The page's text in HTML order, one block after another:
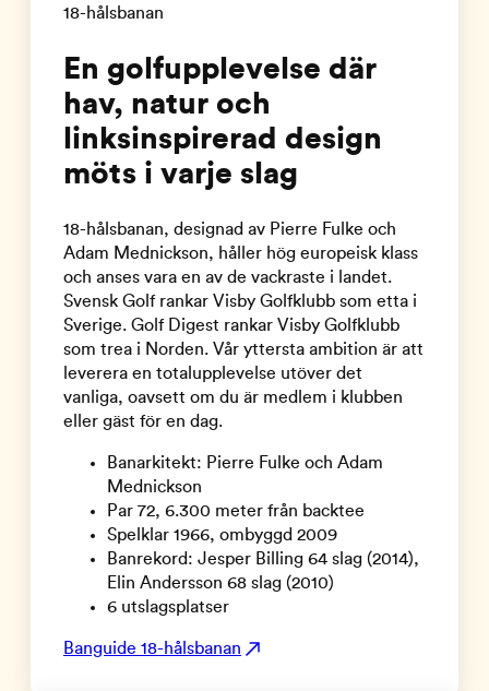
18-hålsbanan
En golfupplevelse där
hav, natur och
linksinspirerad design
möts i varje slag
18-hålsbanan, designad av Pierre Fulke och
Adam Mednickson, håller hög europeisk klass
och anses vara en av de vackraste i landet.
Svensk Golf rankar Visby Golfklubb som etta i
Sverige. Golf Digest rankar Visby Golfklubb
som trea i Norden. Vår yttersta ambition är att
leverera en totalupplevelse utöver det
vanliga, oavsett om du är medlem i klubben
eller gäst för en dag.
Banarkitekt: Pierre Fulke och Adam
Mednickson
Par 72, 6.300 meter från backtee
Spelklar 1966, ombyggd 2009
Banrekord: Jesper Billing 64 slag (2014),
Elin Andersson 68 slag (2010)
6 utslagsplatser
Banguide 18-hålsbanan